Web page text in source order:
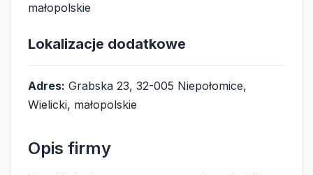
małopolskie
Lokalizacje dodatkowe
Adres: Grabska 23, 32-005 Niepołomice,
Wielicki, małopolskie
Opis firmy